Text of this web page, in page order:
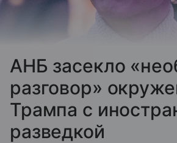
АНБ засекло
разговор»
Трампа с
разведкой